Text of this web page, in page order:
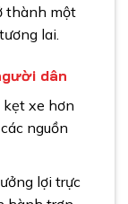
thành một
lai.
dân
xe hơn
nguồn
lợi trực